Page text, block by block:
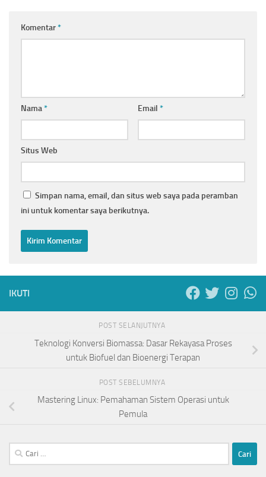
Komentar*
Nama* Email *
Situs Web
Simpan nama, email, dan situs web saya pada peramban
ini untuk komentar saya berikutnya.
IKUTI
POST SELANJUTNYA
Teknologi Konversi Biomassa: Dasar Rekayasa Proses
untuk Biofuel dan Bioenergi Terapan
POST SEBELUMNYA
Mastering Linux: Pemahaman Sistem Operasi untuk
Pemula
Cari
untuk: